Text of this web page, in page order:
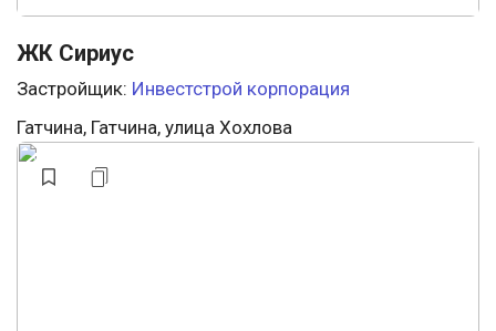
ЖК Сириус
Застройщик: Инвестстрой корпорация
Гатчина, Гатчина, улица Хохлова